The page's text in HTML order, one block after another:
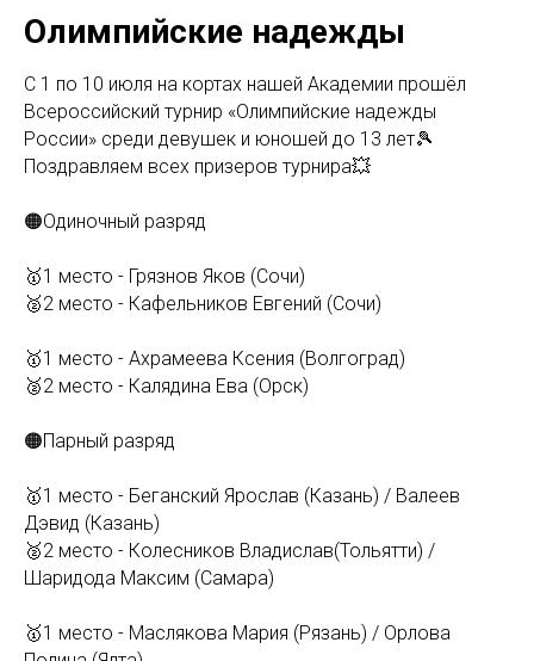
Олимпийские надежды
С 1 по 10 июля на кортах нашей Академии прошёл
Всероссийский турнир «Олимпийские надежды
России» среди девушек и юношей до 13 лет🎾
Поздравляем всех призеров турнира💥
🟠Одиночный разряд
🥇1 место - Грязнов Яков (Сочи)
🥈2 место - Кафельников Евгений (Сочи)
🥇1 место - Ахрамеева Ксения (Волгоград)
🥈2 место - Калядина Ева (Орск)
🟠Парный разряд
🥇1 место - Беганский Ярослав (Казань) / Валеев
Дэвид (Казань)
🥈2 место - Колесников Владислав(Тольятти) /
Шаридода Максим (Самара)
🥇1 место - Маслякова Мария (Рязань) / Орлова